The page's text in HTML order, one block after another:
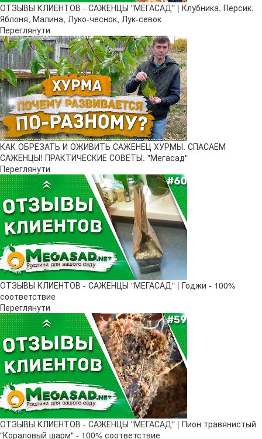
ОТЗЫВЫ КЛИЕНТОВ - САЖЕНЦЫ "МЕГАСАД" | Клубника, Персик,
Яблоня, Малина, Луко-чеснок, Лук-севок
Переглянути
КАК ОБРЕЗАТЬ И ОЖИВИТЬ САЖЕНЕЦ ХУРМЫ. СПАСАЕМ
САЖЕНЦЫ! ПРАКТИЧЕСКИЕ СОВЕТЫ. "Мегасад"
Переглянути
ОТЗЫВЫ КЛИЕНТОВ - САЖЕНЦЫ "МЕГАСАД" | Годжи - 100%
соответствие
Переглянути
ОТЗЫВЫ КЛИЕНТОВ - САЖЕНЦЫ "МЕГАСАД" | Пион травянистый
"Кораловый шарм" - 100% соответствие